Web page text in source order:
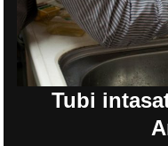
Tubi